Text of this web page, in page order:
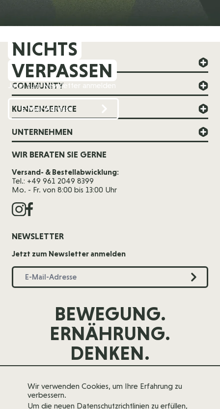
Wir verwenden Cookies, um Ihre Erfahrung zu
verbessern.
Um die neuen Datenschutzrichtlinien zu erfüllen,
NICHTS
VERPASSEN
Jetzt zum Newsletter anmelden
FOREVER YOUNG
COMMUNITY
KUNDENSERVICE
UNTERNEHMEN
BEWEGUNG.
ERNÄHRUNG.
DENKEN.
WIR BERATEN SIE GERNE
Versand- & Bestellabwicklung:
Tel.: +49 961 2049 8399
Mo. - Fr. von 8:00 bis 13:00 Uhr
NEWSLETTER
Jetzt zum Newsletter anmelden